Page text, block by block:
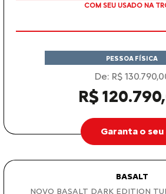
TAXA ZERO
PESSOA FÍSICA
De: R$
R$
Garanta o seu
BASALT
NOVO BASALT DARK EDITION